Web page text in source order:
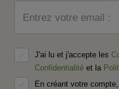
Entrez votre email :
J'ai lu et j'accepte les
Confidentialité et la
En créant votre